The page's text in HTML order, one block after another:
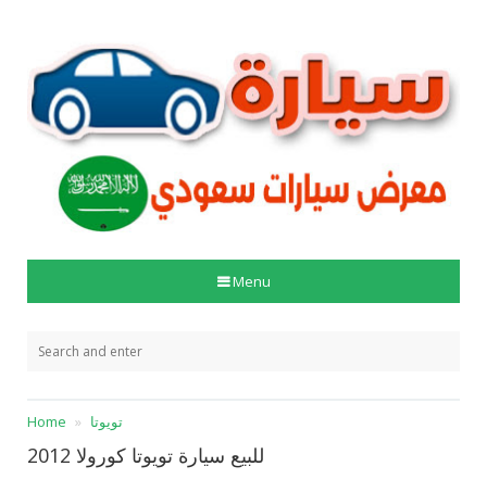
Menu
Home تويوتا
للبيع سيارة تويوتا كورولا 2012